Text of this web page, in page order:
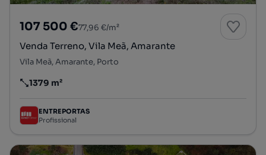
107 500 €77,96 €/m²
Venda Terreno, Vila Meã, Amarante
Vila Meã, Amarante, Porto
Preço por metro quadrado
1379 m²
ENTREPORTAS
Profissional